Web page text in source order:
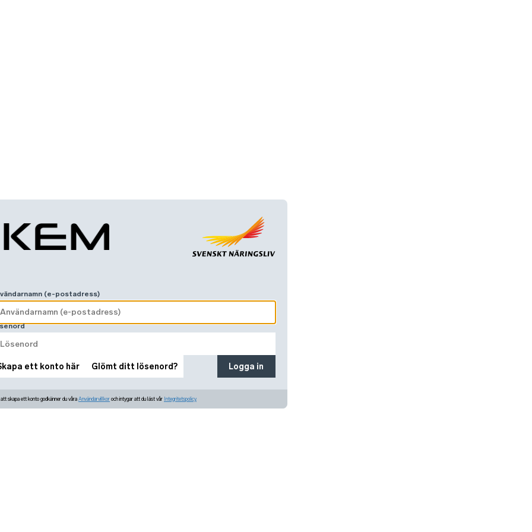
(e-postadress)
ett konto här Glömt ditt lösenord? Logga in
skapa ett konto godkänner du våra Användarvillkor och intygar att du läst vår Integritetspolicy.